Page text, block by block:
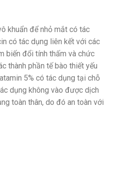
khuẩn để nhỏ mắt có tác
có tác dụng liên kết với các
biến đổi tính thấm và chức
thành phần tế bào thiết yếu
5% có tác dụng tại chỗ
dụng không vào được dịch
toàn thân, do đó an toàn với